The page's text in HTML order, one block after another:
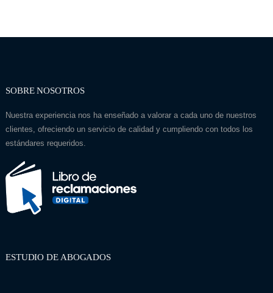
SOBRE NOSOTROS
Nuestra experiencia nos ha enseñado a valorar a cada uno de nuestros
clientes, ofreciendo un servicio de calidad y cumpliendo con todos los
estándares requeridos.
ESTUDIO DE ABOGADOS